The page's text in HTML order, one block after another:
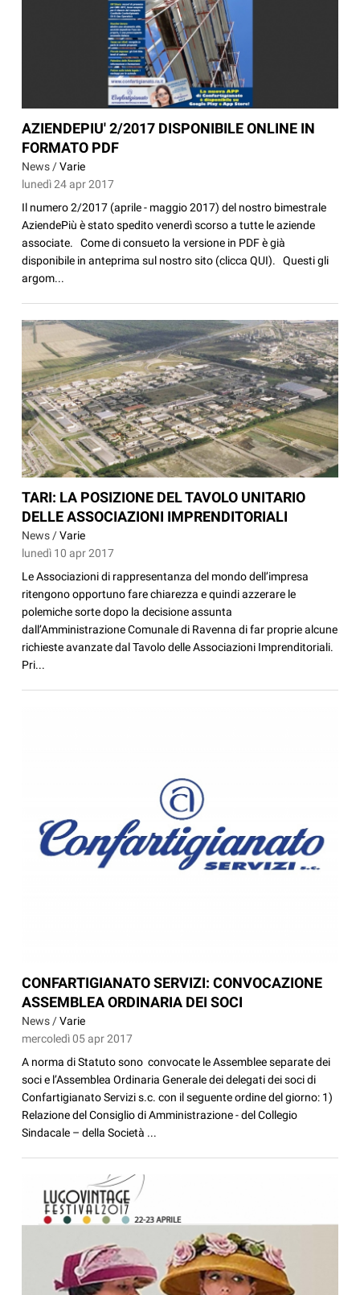
AZIENDEPIU' 2/2017 DISPONIBILE ONLINE IN
FORMATO PDF
News /Varie
lunedì 24 apr 2017
Il numero 2/2017 (aprile - maggio 2017) del nostro bimestrale
AziendePiù è stato spedito venerdì scorso a tutte le aziende
associate. Come di consueto la versione in PDF è già
disponibile in anteprima sul nostro sito (clicca QUI). Questi gli
argom...
TARI: LA POSIZIONE DEL TAVOLO UNITARIO
DELLE ASSOCIAZIONI IMPRENDITORIALI
News /Varie
lunedì 10 apr 2017
Le Associazioni di rappresentanza del mondo dell’impresa
ritengono opportuno fare chiarezza e quindi azzerare le
polemiche sorte dopo la decisione assunta
dall’Amministrazione Comunale di Ravenna di far proprie alcune
richieste avanzate dal Tavolo delle Associazioni Imprenditoriali.
Pri...
CONFARTIGIANATO SERVIZI: CONVOCAZIONE
ASSEMBLEA ORDINARIA DEI SOCI
News /Varie
mercoledì 05 apr 2017
A norma di Statuto sono convocate le Assemblee separate dei
soci e l’Assemblea Ordinaria Generale dei delegati dei soci di
Confartigianato Servizi s.c. con il seguente ordine del giorno: 1)
Relazione del Consiglio di Amministrazione - del Collegio
Sindacale – della Società ...